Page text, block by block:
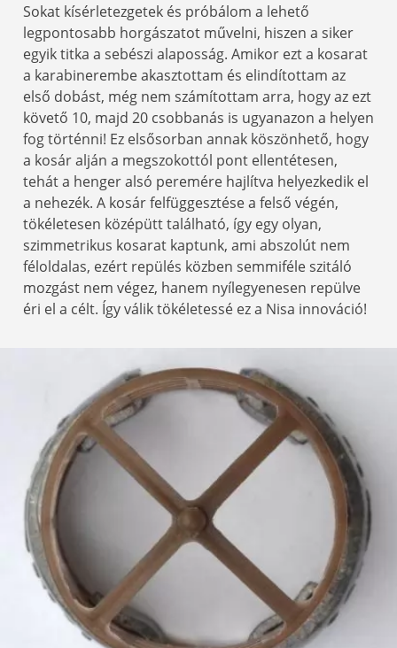
Sokat kísérletezgetek és próbálom a lehető
legpontosabb horgászatot művelni, hiszen a siker
egyik titka a sebészi alaposság. Amikor ezt a kosarat
a karabinerembe akasztottam és elindítottam az
első dobást, még nem számítottam arra, hogy az ezt
követő 10, majd 20 csobbanás is ugyanazon a helyen
fog történni! Ez elsősorban annak köszönhető, hogy
a kosár alján a megszokottól pont ellentétesen,
tehát a henger alsó peremére hajlítva helyezkedik el
a nehezék. A kosár felfüggesztése a felső végén,
tökéletesen középütt található, így egy olyan,
szimmetrikus kosarat kaptunk, ami abszolút nem
féloldalas, ezért repülés közben semmiféle szitáló
mozgást nem végez, hanem nyílegyenesen repülve
éri el a célt. Így válik tökéletessé ez a Nisa innováció!